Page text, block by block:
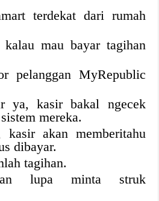
terdekat dari rumah
mau bayar tagihan
pelanggan MyRepublic
ya, kasir bakal ngecek
mereka.
kasir akan memberitahu
dibayar.
tagihan.
lupa minta struk